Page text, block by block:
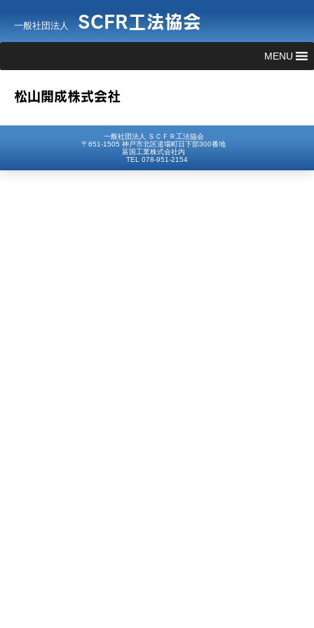
一般社団法人 SCFR工法協会
MENU
松山開成株式会社
一般社団法人 ＳＣＦＲ工法協会
〒651-1505 神戸市北区道場町日下部300番地
富国工業株式会社内
TEL 078-951-2154